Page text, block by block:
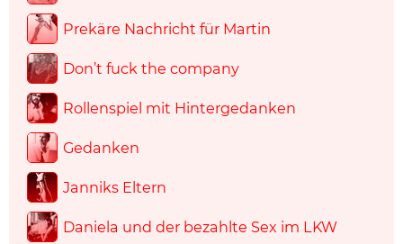
Prekäre Nachricht für Martin
Don’t fuck the company
Rollenspiel mit Hintergedanken
Gedanken
Janniks Eltern
Daniela und der bezahlte Sex im LKW